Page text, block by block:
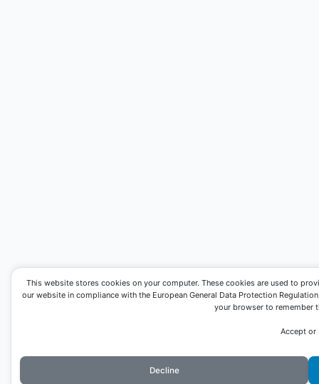
This website stores cookies on your computer. These cookies are used to
our website in compliance with the European General Data Protection
your browser to remember
Accept or
Decline